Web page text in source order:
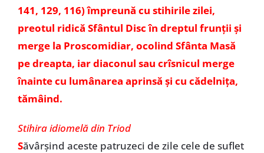
141, 129, 116) împreună cu stihirile zilei,
preotul ridică Sfântul Disc în dreptul frunții și
merge la Proscomidiar, ocolind Sfânta Masă
pe dreapta, iar diaconul sau crîsnicul merge
înainte cu lumânarea aprinsă și cu cădelnița,
tămâind.
Stihira idiomelă din Triod
Săvârșind aceste patruzeci de zile cele de suflet